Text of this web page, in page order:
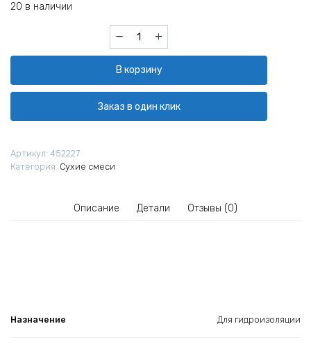
20 в наличии
Количество
товара
шовный
состав
Основит
Акваскрин
кг
В корзину
Заказ в один клик
Артикул: 452227
Категория: Сухие смеси
Описание Детали Отзывы (0)
Назначение Для гидроизоляции